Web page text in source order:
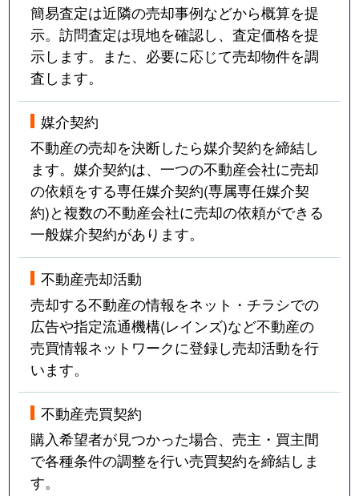
簡易査定は近隣の売却事例などから概算を提
示。訪問査定は現地を確認し、査定価格を提
示します。また、必要に応じて売却物件を調
査します。
媒介契約
不動産の売却を決断したら媒介契約を締結し
ます。媒介契約は、一つの不動産会社に売却
の依頼をする専任媒介契約(専属専任媒介契
約)と複数の不動産会社に売却の依頼ができる
一般媒介契約があります。
不動産売却活動
売却する不動産の情報をネット・チラシでの
広告や指定流通機構(レインズ)など不動産の
売買情報ネットワークに登録し売却活動を行
います。
不動産売買契約
購入希望者が見つかった場合、売主・買主間
で各種条件の調整を行い売買契約を締結しま
す。